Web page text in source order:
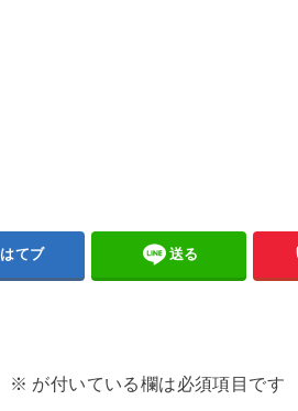
はてブ 送る
※ が付いている欄は必須項目です